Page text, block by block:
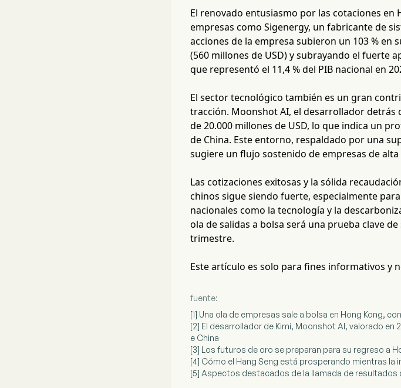
El renovado entusiasmo por las cotaciones
empresas como Sigenergy, un fabricante de
acciones de la empresa subieron un 103 % en
(560 millones de USD) y subrayando el fuerte
que representó el 11,4 % del PIB nacional en
El sector tecnológico también es un gran
tracción. Moonshot AI, el desarrollador
de 20.000 millones de USD, lo que indica un
de China. Este entorno, respaldado por una
sugiere un flujo sostenido de empresas de
Las cotizaciones exitosas y la sólida
chinos sigue siendo fuerte, especialmente
nacionales como la tecnología y la
ola de salidas a bolsa será una prueba clave
trimestre.
Este artículo es solo para fines informativos y
fuente:
[1] Una ola de empresas sale a bolsa en Hong Kong,
[2] El desarrollador de Kimi, Moonshot AI, valorado
e China
[3] Los futuros de oro se preparan para su regreso a
[4] Cómo el Hang Seng está prosperando mientras
[5] Aspectos destacados de la llamada de